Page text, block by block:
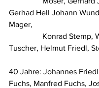
Gerhad Hell Johann
Mager,
Tuscher, Helmut Friedl,
40 Jahre: Johannes
Fuchs, Manfred Fuchs,